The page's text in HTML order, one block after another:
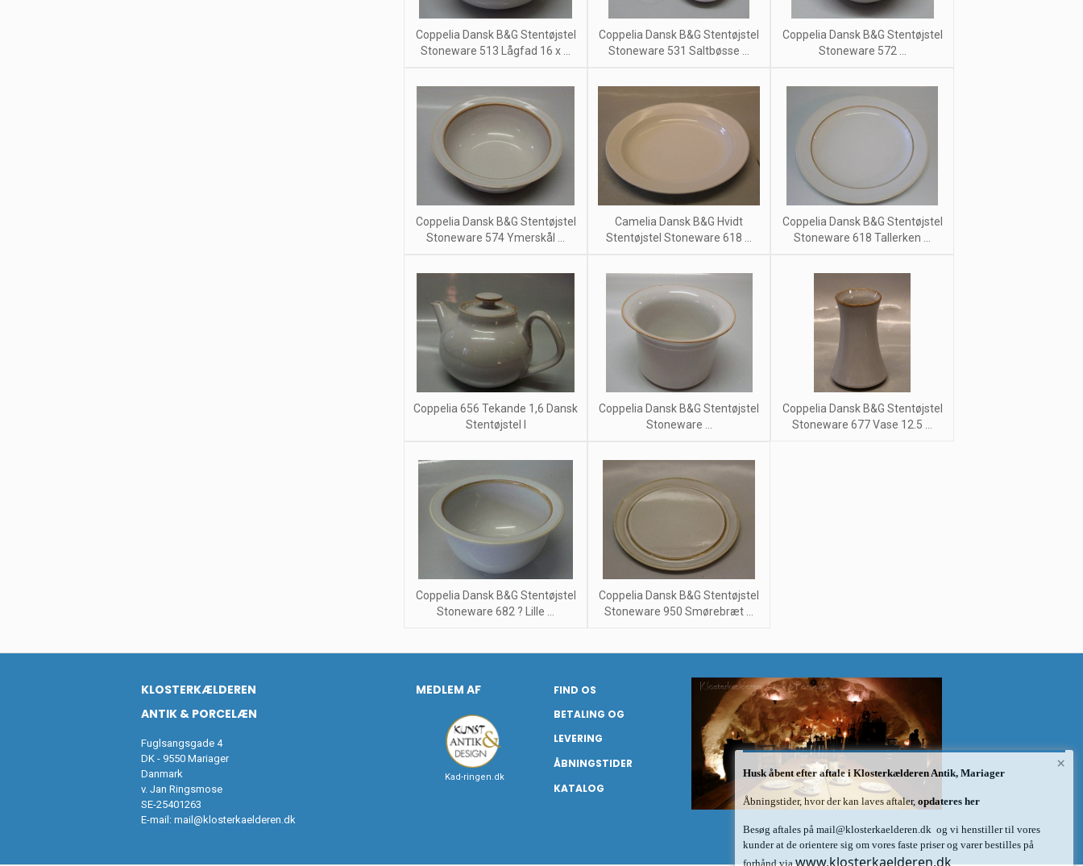
Coppelia Dansk B&G Stentøjstel
Stoneware 513 Lågfad 16 x ...
Coppelia Dansk B&G Stentøjstel
Stoneware 531 Saltbøsse ...
Coppelia Dansk B&G Stentøjstel
Stoneware 572 ...
Coppelia Dansk B&G Stentøjstel
Stoneware 574 Ymerskål ...
Camelia Dansk B&G Hvidt
Stentøjstel Stoneware 618 ...
Coppelia Dansk B&G Stentøjstel
Stoneware 618 Tallerken ...
Coppelia 656 Tekande 1,6 Dansk
Stentøjstel l
Coppelia Dansk B&G Stentøjstel
Stoneware ...
Coppelia Dansk B&G Stentøjstel
Stoneware 677 Vase 12.5 ...
Coppelia Dansk B&G Stentøjstel
Stoneware 682 ? Lille ...
Coppelia Dansk B&G Stentøjstel
Stoneware 950 Smørebræt ...
KLOSTERKÆLDEREN
ANTIK & PORCELÆN
Fuglsangsgade 4
DK - 9550 Mariager
Danmark
v. Jan Ringsmose
SE-25401263
E-mail: mail@klosterkaelderen.dk
MEDLEM AF
Kad-ringen.dk
FIND OS
BETALING OG
LEVERING
ÅBNINGSTIDER
KATALOG
×
Husk åbent efter aftale i Klosterkælderen Antik, Mariager
Åbningstider, hvor der kan laves aftaler, opdateres her
Besøg aftales på mail@klosterkaelderen.dk og vi henstiller til vores
kunder at de orientere sig om vores faste priser og varer bestilles på
forhånd viawww.klosterkaelderen.dk